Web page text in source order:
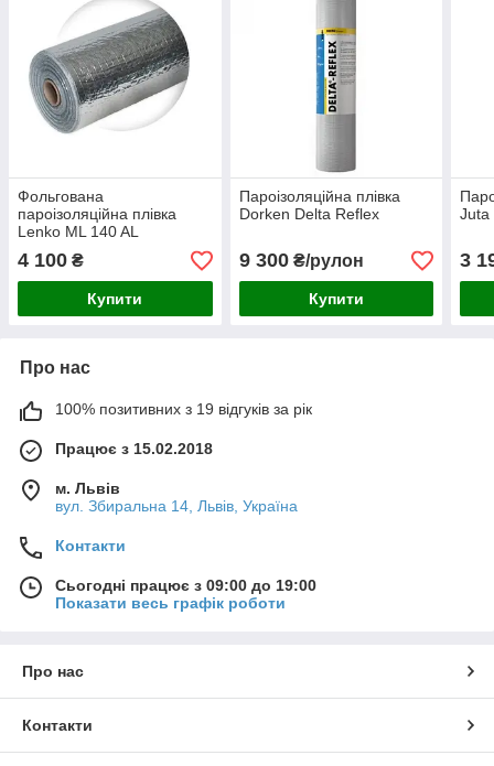
Фольгована
пароізоляційна плівка
Lenko ML 140 AL
4 100 ₴
Купити
Пароізоляційна плівка
Dorken Delta Reflex
9 300₴/рулон
Купити
Juta
3
Про нас
100% позитивних з 19 відгуків за рік
Працює з 15.02.2018
м. Львів
вул. Збиральна 14, Львів, Україна
Контакти
Сьогодні працює з 09:00 до 19:00
Показати весь графік роботи
Про нас
Контакти